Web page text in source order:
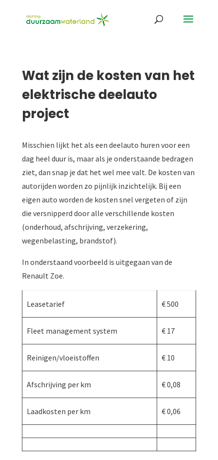
Wat zijn de kosten van het
elektrische deelauto
project
Misschien lijkt het als een deelauto huren voor een
dag heel duur is, maar als je onderstaande bedragen
ziet, dan snap je dat het wel mee valt. De kosten van
autorijden worden zo pijnlijk inzichtelijk. Bij een
eigen auto worden de kosten snel vergeten of zijn
die versnipperd door alle verschillende kosten
(onderhoud, afschrijving, verzekering,
wegenbelasting, brandstof).
In onderstaand voorbeeld is uitgegaan van de
Renault Zoe.
Leasetarief € 500
Fleet management system € 17
Reinigen/vloeistoffen € 10
Afschrijving per km € 0,08
Laadkosten per km € 0,06